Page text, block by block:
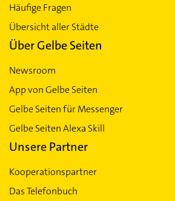
Häufige Fragen
Übersicht aller Städte
Über Gelbe Seiten
Newsroom
App von Gelbe Seiten
Gelbe Seiten für Messenger
Gelbe Seiten Alexa Skill
Unsere Partner
Kooperationspartner
Das Telefonbuch